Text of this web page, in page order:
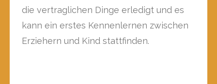
die vertraglichen Dinge erledigt und es
kann ein erstes Kennenlernen zwischen
Erziehern und Kind stattfinden.